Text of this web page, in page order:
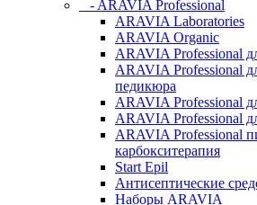
- ARAVIA Professional
ARAVIA Laboratories
ARAVIA Organic
ARAVIA Professional
ARAVIA Professional
педикюра
ARAVIA Professional
ARAVIA Professional
ARAVIA Professional
карбокситерапия
Start Epil
Антисептические
Наборы ARAVIA